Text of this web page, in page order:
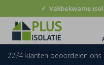
✓ Vakbekwame
2274 klanten beoordelen ons